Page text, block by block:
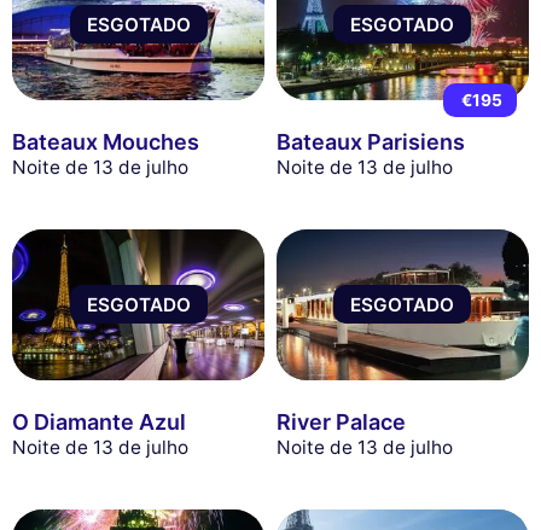
ESGOTADO
Bateaux Mouches
Noite de 13 de julho
ESGOTADO
€195
Bateaux Parisiens
Noite de 13 de julho
ESGOTADO
O Diamante Azul
Noite de 13 de julho
ESGOTADO
River Palace
Noite de 13 de julho